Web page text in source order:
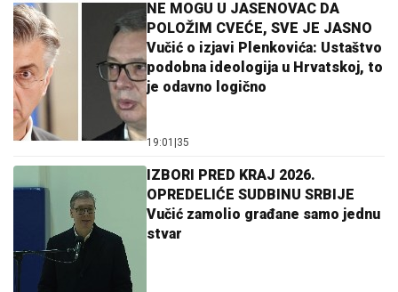
NE MOGU U JASENOVAC DA
POLOŽIM CVEĆE, SVE JE JASNO
Vučić o izjavi Plenkovića: Ustaštvo
podobna ideologija u Hrvatskoj, to
je odavno logično
19:01 35
IZBORI PRED KRAJ 2026.
OPREDELIĆE SUDBINU SRBIJE
Vučić zamolio građane samo jednu
stvar